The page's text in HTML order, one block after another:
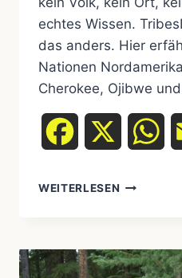
echtes Wissen.
das anders. Hier
Nationen
Cherokee, Ojibwe
Facebook
WEITERLESEN
TIERE
UND